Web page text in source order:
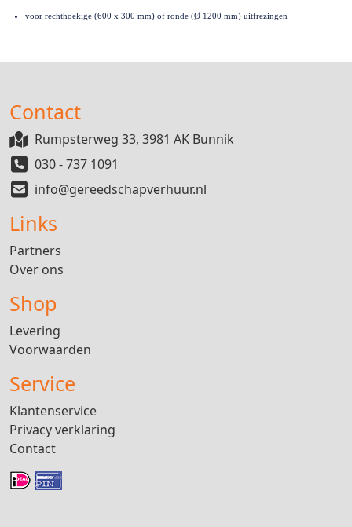
voor rechthoekige (600 x 300 mm) of ronde (Ø 1200 mm) uitfrezingen
Contact
Rumpsterweg 33, 3981 AK Bunnik
030 - 737 1091
info@gereedschapverhuur.nl
Links
Partners
Over ons
Shop
Levering
Voorwaarden
Service
Klantenservice
Privacy verklaring
Contact